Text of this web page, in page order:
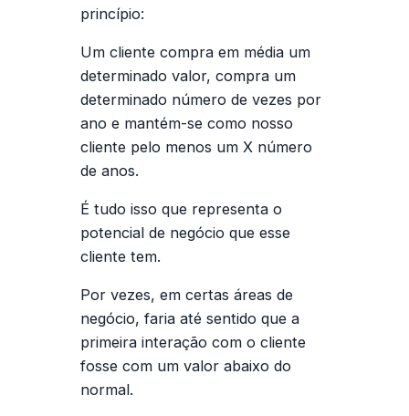
princípio:
Um cliente compra em média um
determinado valor, compra um
determinado número de vezes por
ano e mantém-se como nosso
cliente pelo menos um X número
de anos.
É tudo isso que representa o
potencial de negócio que esse
cliente tem.
Por vezes, em certas áreas de
negócio, faria até sentido que a
primeira interação com o cliente
fosse com um valor abaixo do
normal.